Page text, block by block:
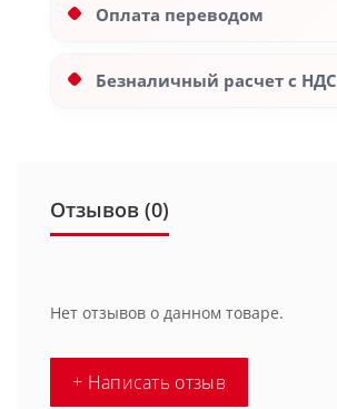
Оплата переводом
Безналичный расчет с НДС
Отзывов (0)
Нет отзывов о данном товаре.
+ Написать отзыв